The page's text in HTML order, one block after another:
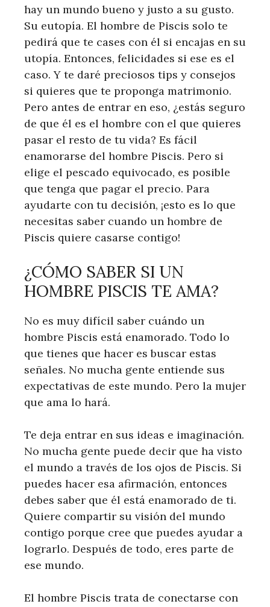
hay un mundo bueno y justo a su gusto.
Su eutopía. El hombre de Piscis solo te
pedirá que te cases con él si encajas en su
utopía. Entonces, felicidades si ese es el
caso. Y te daré preciosos tips y consejos
si quieres que te proponga matrimonio.
Pero antes de entrar en eso, ¿estás seguro
de que él es el hombre con el que quieres
pasar el resto de tu vida? Es fácil
enamorarse del hombre Piscis. Pero si
elige el pescado equivocado, es posible
que tenga que pagar el precio. Para
ayudarte con tu decisión, ¡esto es lo que
necesitas saber cuando un hombre de
Piscis quiere casarse contigo!
¿CÓMO SABER SI UN
HOMBRE PISCIS TE AMA?
No es muy difícil saber cuándo un
hombre Piscis está enamorado. Todo lo
que tienes que hacer es buscar estas
señales. No mucha gente entiende sus
expectativas de este mundo. Pero la mujer
que ama lo hará.
Te deja entrar en sus ideas e imaginación.
No mucha gente puede decir que ha visto
el mundo a través de los ojos de Piscis. Si
puedes hacer esa afirmación, entonces
debes saber que él está enamorado de ti.
Quiere compartir su visión del mundo
contigo porque cree que puedes ayudar a
lograrlo. Después de todo, eres parte de
ese mundo.
El hombre Piscis trata de conectarse con